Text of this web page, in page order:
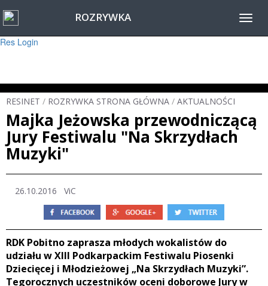
Warning
: session_start(): Failed to read session data: user (path: ) in
Res Login
ROZRYWKA
RESINET / ROZRYWKA STRONA GŁÓWNA / AKTUALNOŚCI
Majka Jeżowska przewodniczącą
Jury Festiwalu "Na Skrzydłach
Muzyki"
26.10.2016 ViC
RDK Pobitno zaprasza młodych wokalistów do
udziału w XIII Podkarpackim Festiwalu Piosenki
Dziecięcej i Młodzieżowej „Na Skrzydłach Muzyki”.
Tegorocznych uczestników oceni doborowe Jury w